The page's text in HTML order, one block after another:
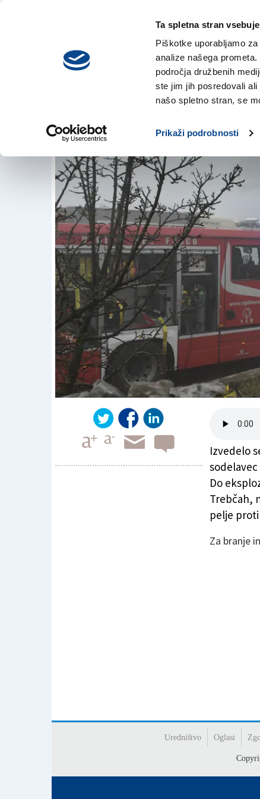
Ta spletna stran
Piškotke uporabljamo
analize našega
področja družbenih
ste jim jih posredovali
našo spletno stran, se
Prikaži podrobnosti
sobota,
8. avgusta 2026
Žrtev je
16. mar. 2018 | 12:58
Žrtev je sodelavec na slovenskih šolah
Izvedelo
Do
Trebčah,
pelje
Za branje
Uredništvo Oglasi